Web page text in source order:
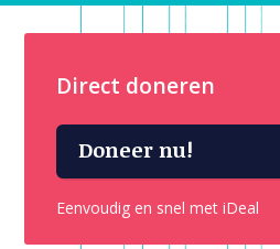
Direct doneren
Doneer nu!
Eenvoudig en snel met iDeal